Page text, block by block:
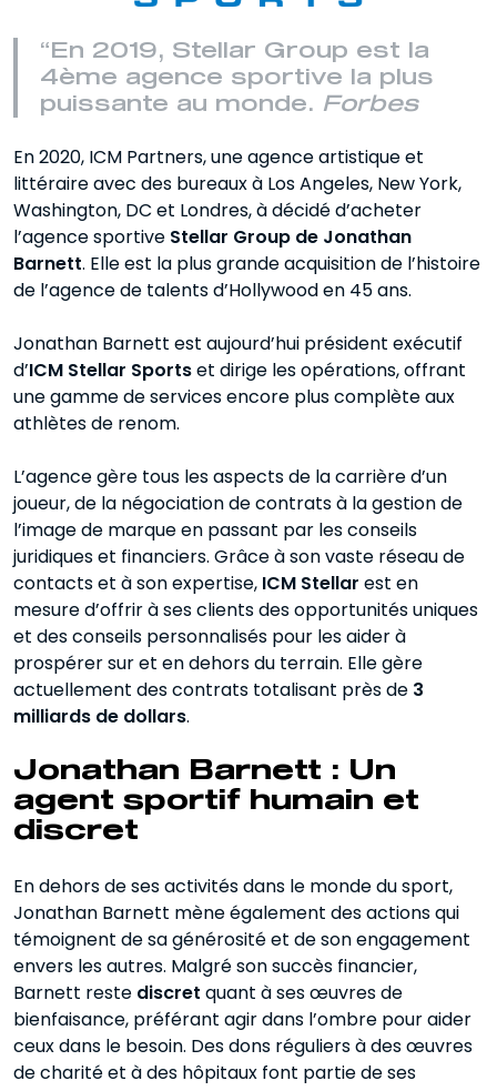
“En 2019, Stellar Group est la
4ème agence sportive la plus
puissante au monde. Forbes
En 2020, ICM Partners, une agence artistique et
littéraire avec des bureaux à Los Angeles, New York,
Washington, DC et Londres, à décidé d’acheter
l’agence sportive Stellar Group de Jonathan
Barnett. Elle est la plus grande acquisition de l’histoire
de l’agence de talents d’Hollywood en 45 ans.
Jonathan Barnett est aujourd’hui président exécutif
d’ICM Stellar Sportset dirige les opérations, offrant
une gamme de services encore plus complète aux
athlètes de renom.
L’agence gère tous les aspects de la carrière d’un
joueur, de la négociation de contrats à la gestion de
l’image de marque en passant par les conseils
juridiques et financiers. Grâce à son vaste réseau de
contacts et à son expertise, ICM Stellar est en
mesure d’offrir à ses clients des opportunités uniques
et des conseils personnalisés pour les aider à
prospérer sur et en dehors du terrain. Elle gère
actuellement des contrats totalisant près de 3
milliards de dollars.
Jonathan Barnett : Un
agent sportif humain et
discret
En dehors de ses activités dans le monde du sport,
Jonathan Barnett mène également des actions qui
témoignent de sa générosité et de son engagement
envers les autres. Malgré son succès financier,
Barnett reste discret quant à ses œuvres de
bienfaisance, préférant agir dans l’ombre pour aider
ceux dans le besoin. Des dons réguliers à des œuvres
de charité et à des hôpitaux font partie de ses